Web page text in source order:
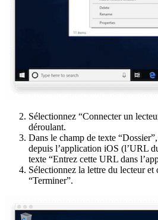
Sélectionnez “Connecter un
déroulant.
Dans le champ de texte
depuis l’application iOS (l’URL
texte “Entrez cette URL dans
Sélectionnez la lettre du lecteur
“Terminer”.